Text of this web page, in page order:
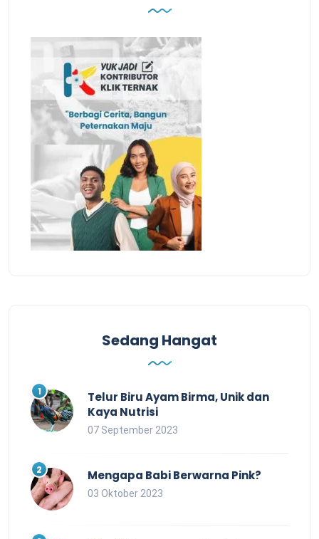
Sedang Hangat
Telur Biru Ayam Birma, Unik dan
Kaya Nutrisi
07 September 2023
Mengapa Babi Berwarna Pink?
03 Oktober 2023